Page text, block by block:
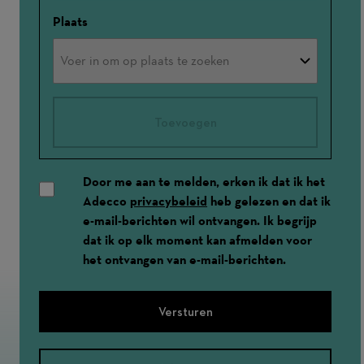
Plaats
Door me aan te melden, erken ik dat ik het
Adecco privacybeleid heb gelezen en dat ik
e-mail-berichten wil ontvangen. Ik begrijp
dat ik op elk moment kan afmelden voor
het ontvangen van e-mail-berichten.
Versturen